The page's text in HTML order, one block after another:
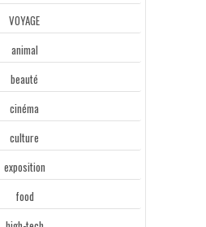
VOYAGE
animal
beauté
cinéma
culture
exposition
food